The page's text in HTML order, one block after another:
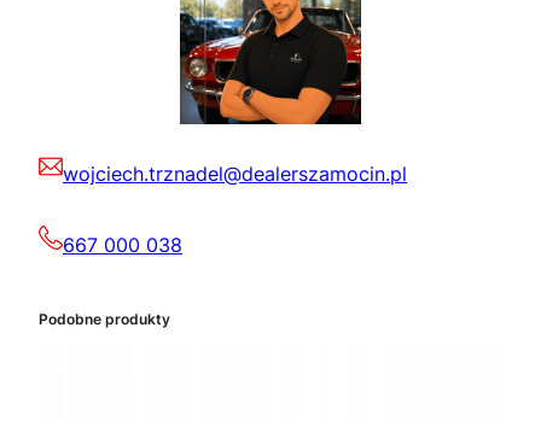
wojciech.trznadel@dealerszamocin.pl
667 000 038
Podobne produkty